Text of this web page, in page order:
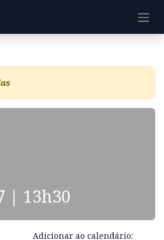
| 13h30
Adicionar ao calendário: